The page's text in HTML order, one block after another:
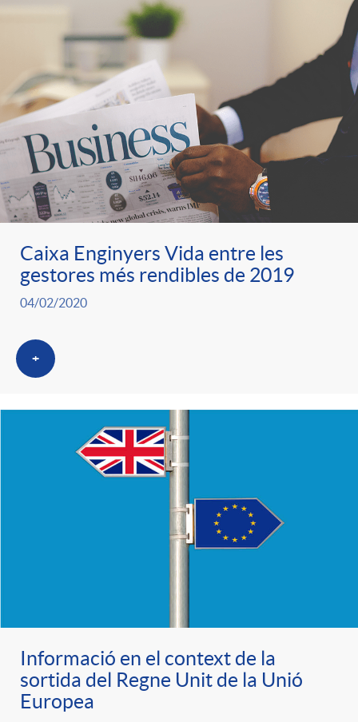
Caixa Enginyers Vida entre les
gestores més rendibles de 2019
04/02/2020
+
Informació en el context de la
sortida del Regne Unit de la Unió
Europea